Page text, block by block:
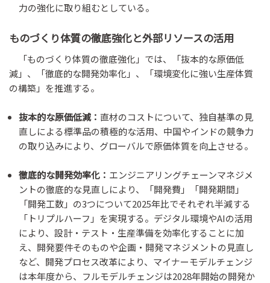
力の強化に取り組むとしている。
ものづくり体質の徹底強化と外部リソースの活用
「ものづくり体質の徹底強化」では、「抜本的な原価低
減」、「徹底的な開発効率化」、「環境変化に強い生産体質
の構築」を推進する。
抜本的な原価低減： 直材のコストについて、独自基準の見
直しによる標準品の積極的な活用、中国やインドの競争力
の取り込みにより、グローバルで原価体質を向上させる。
徹底的な開発効率化： エンジニアリングチェーンマネジメ
ントの徹底的な見直しにより、「開発費」「開発期間」
「開発工数」の3つについて2025年比でそれぞれ半減する
「トリプルハーフ」を実現する。デジタル環境やAIの活用
により、設計・テスト・生産準備を効率化することに加
え、開発要件そのものや企画・開発マネジメントの見直し
など、開発プロセス改革により、マイナーモデルチェンジ
は本年度から、フルモデルチェンジは2028年開始の開発か